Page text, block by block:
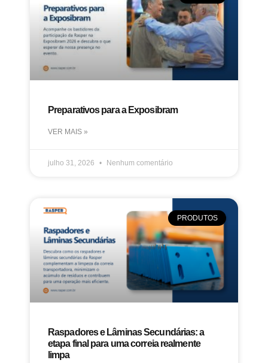
Preparativos para a Exposibram
VER MAIS »
julho 31, 2026 Nenhum comentário
PRODUTOS
Raspadores e Lâminas Secundárias: a
etapa final para uma correia realmente
limpa